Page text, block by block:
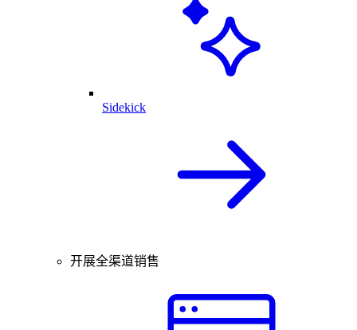
Sidekick
开展全渠道销售